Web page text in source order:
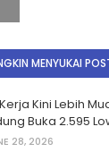
MENYUKAI
Kini Lebih
Buka 2.595
28, 2026